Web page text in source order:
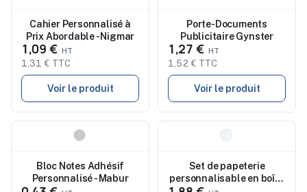
Cahier Personnalisé à
Prix Abordable - Nigmar
1,09 €
1,31 € TTC
Voir le produit
Porte-Documents
Publicitaire Gynster
1,27 €
1,52 € TTC
Voir le produit
Bloc Notes Adhésif
Personnalisé - Mabur
Set de papeterie
personnalisable en boîte